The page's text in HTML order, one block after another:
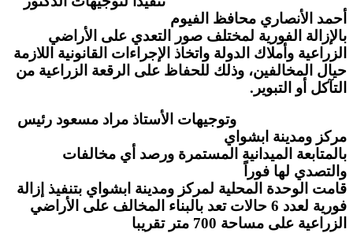
أحمد الأنصاري محافظ الفيوم
بالإزالة الفورية لمختلف صور التعدي على الأراضي
الزراعية وأملاك الدولة واتخاذ الإجراءات القانونية اللازمة
حيال المخالفين، وذلك للحفاظ على الرقعة الزراعية من
التآكل أو التبوير.
وتوجيهات الأستاذ مراد مسعود رئيس
مركز ومدينة ابشواي
بالمتابعة الميدانية المستمرة ورصد أي مخالفات
والتصدي لها فوراً
قامت الوحدة المحلية لمركز ومدينة ابشواي بتنفيذ إزالة
فورية لعدد 6 حالات تعد بالبناء المخالف على الأراضي
الزراعية على مساحة 700 متر تقريبا